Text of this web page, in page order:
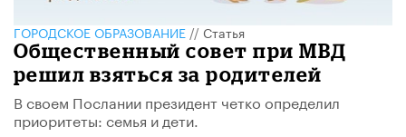
ГОРОДСКОЕ ОБРАЗОВАНИЕ // Статья
​Общественный совет при МВД
решил взяться за родителей
В своем Послании президент четко определил
приоритеты: семья и дети.